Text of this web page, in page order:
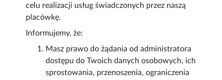
celu realizacji usług świadczonych przez naszą
placówkę.
Informujemy, że:
Masz prawo do żądania od administratora
dostępu do Twoich danych osobowych, ich
sprostowania, przenoszenia, ograniczenia